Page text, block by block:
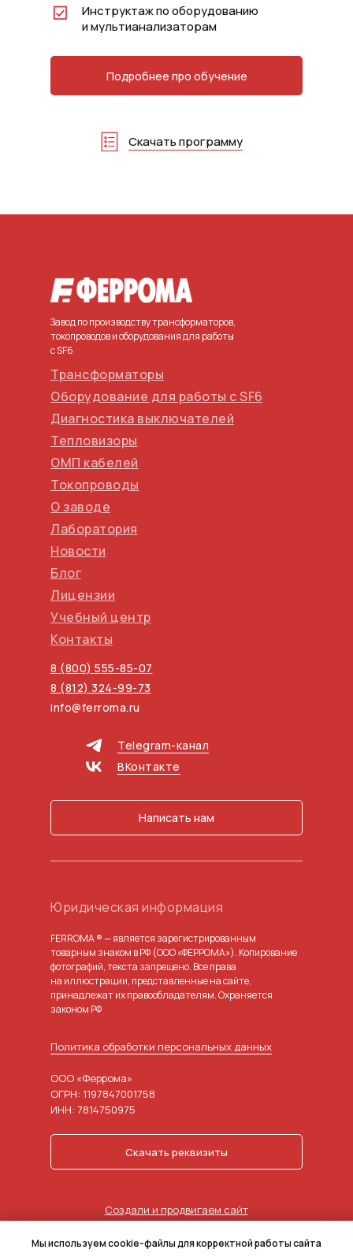
Мы используем cookie-файлы для корректной работы сайта
Инструктаж по оборудованию
и мультианализаторам
Подробнее про обучение
Скачать программу
Завод по производству трансформаторов,
токопроводов и оборудования для работы
с SF6
ООО «Феррома»
ОГРН: 1197847001758
ИНН: 7814750975
FERROMA ® — является зарегистрированным
товарным знаком в РФ (ООО «ФЕРРОМА»). Копирование
фотографий, текста запрещено. Все права
на иллюстрации, представленные на сайте,
принадлежат их правообладателям. Охраняется
законом РФ
О заводе
Лаборатория
Трансформаторы
Оборудование для работы с SF6
Диагностика выключателей
Тепловизоры
ОМП кабелей
Токопроводы
Юридическая информация
Новости
Блог
Лицензии
Учебный центр
Контакты
8 (800) 555-85-07
8 (812) 324-99-73
info@ferroma.ru
Telegram-канал
Политика обработки персональных данных
Скачать реквизиты
Написать нам
ВКонтакте
Создали и продвигаем сайт
в агентстве маркетинга